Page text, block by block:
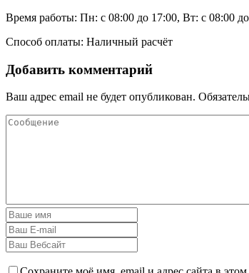
Время работы: Пн: с 08:00 до 17:00, Вт: с 08:00
Способ оплаты: Наличный расчёт
Добавить комментарий
Ваш адрес email не будет опубликован.